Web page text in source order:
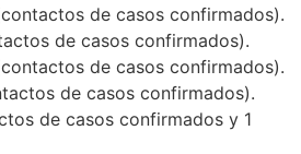
de casos confirmados).
de casos confirmados).
de casos confirmados).
de casos confirmados).
de casos confirmados y 1